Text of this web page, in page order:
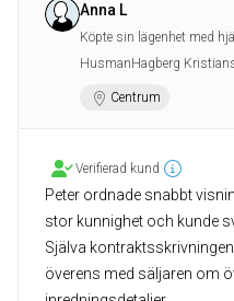
Anna L
Köpte sin lägenhet med
HusmanHagberg
Centrum
Verifierad kund
Peter ordnade snabbt
stor kunnighet och kunde
Själva
överens med säljaren om